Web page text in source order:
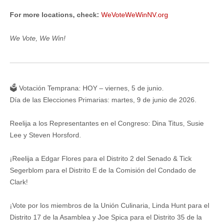
For more locations, check: WeVoteWeWinNV.org
We Vote, We Win!
🗳️ Votación Temprana: HOY – viernes, 5 de junio.
Día de las Elecciones Primarias: martes, 9 de junio de 2026.
Reelija a los Representantes en el Congreso: Dina Titus, Susie
Lee y Steven Horsford.
¡Reelija a Edgar Flores para el Distrito 2 del Senado & Tick
Segerblom para el Distrito E de la Comisión del Condado de
Clark!
¡Vote por los miembros de la Unión Culinaria, Linda Hunt para el
Distrito 17 de la Asamblea y Joe Spica para el Distrito 35 de la